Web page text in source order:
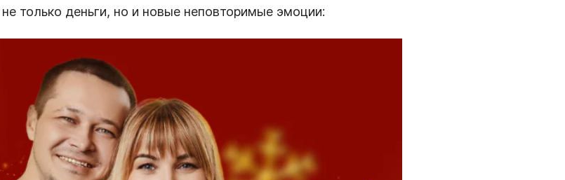
только деньги, но и новые неповторимые эмоции: